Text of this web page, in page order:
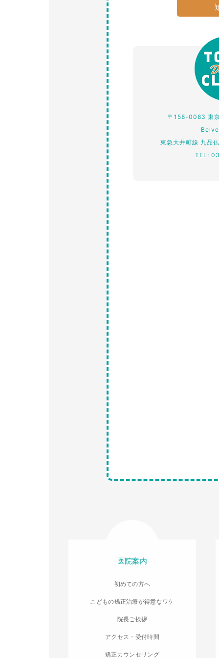
〒158-0083 東
東急大井町線 九品
TEL:
医院案内
初めての方へ
こどもの矯正治療が得意なワケ
院長ご挨拶
アクセス・受付時間
矯正カウンセリング